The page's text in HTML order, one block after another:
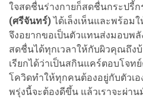
ใจสดชื่นร่างกายก็สดชื่นกระปรี้ก
(ศรีจันทร์)ได้เล็งเห็นและพร้อม
จึงอยากขอเป็นตัวแทนส่งมอบพ
สดชื่นได้ทุกเวลาให้กับผิวคุณถึง
เรียกได้ว่าเป็นสกินแคร์ตอบโจท
โควิดทำให้ทุกคนต้องอยู่กับตัวเ
พรุ่งนี้จะต้องดีขึ้น แล้วเราจะผ่า